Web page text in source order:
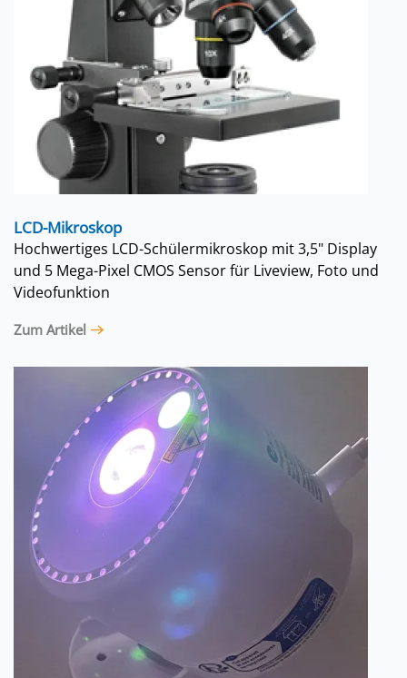
LCD-Mikroskop
Hochwertiges LCD-Schülermikroskop mit 3,5" Display
und 5 Mega-Pixel CMOS Sensor für Liveview, Foto und
Videofunktion
Zum Artikel